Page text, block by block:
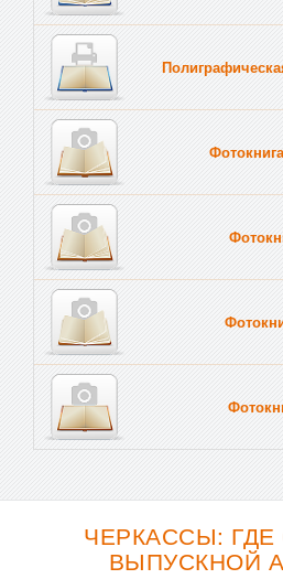
ЧЕРКАССЫ:
ВЫПУСКНОЙ